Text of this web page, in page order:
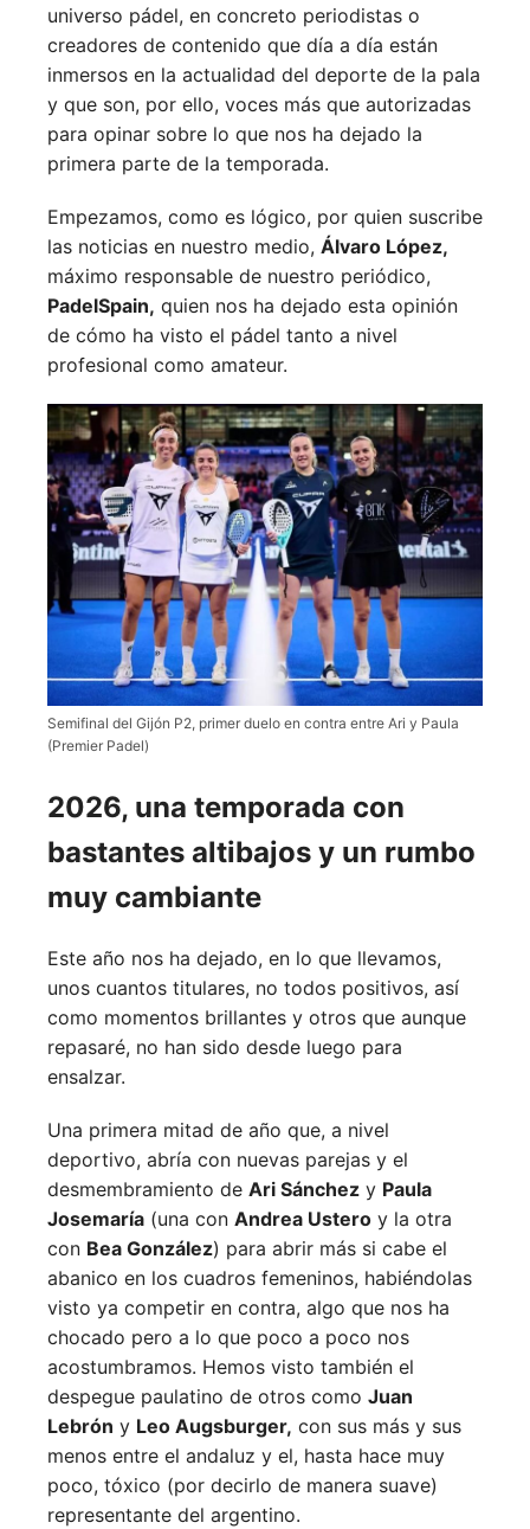
universo pádel, en concreto periodistas o
creadores de contenido que día a día están
inmersos en la actualidad del deporte de la pala
y que son, por ello, voces más que autorizadas
para opinar sobre lo que nos ha dejado la
primera parte de la temporada.
Empezamos, como es lógico, por quien suscribe
las noticias en nuestro medio, Álvaro López,
máximo responsable de nuestro periódico,
PadelSpain, quien nos ha dejado esta opinión
de cómo ha visto el pádel tanto a nivel
profesional como amateur.
Semifinal del Gijón P2, primer duelo en contra entre Ari y Paula
(Premier Padel)
2026, una temporada con
bastantes altibajos y un rumbo
muy cambiante
Este año nos ha dejado, en lo que llevamos,
unos cuantos titulares, no todos positivos, así
como momentos brillantes y otros que aunque
repasaré, no han sido desde luego para
ensalzar.
Una primera mitad de año que, a nivel
deportivo, abría con nuevas parejas y el
desmembramiento de Ari Sánchez y Paula
Josemaría (una con Andrea Ustero y la otra
con Bea González) para abrir más si cabe el
abanico en los cuadros femeninos, habiéndolas
visto ya competir en contra, algo que nos ha
chocado pero a lo que poco a poco nos
acostumbramos. Hemos visto también el
despegue paulatino de otros como Juan
Lebrón y Leo Augsburger, con sus más y sus
menos entre el andaluz y el, hasta hace muy
poco, tóxico (por decirlo de manera suave)
representante del argentino.